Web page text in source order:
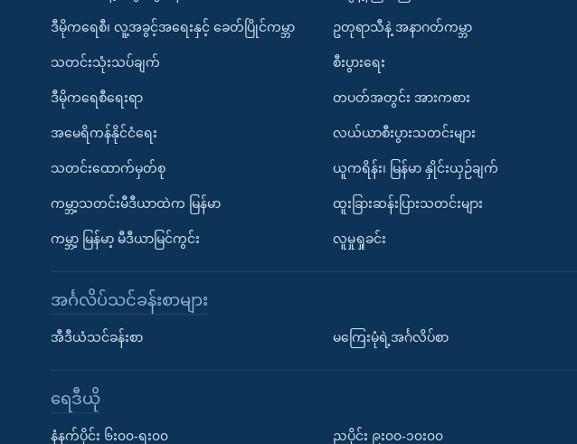
ဒီမိုကရေစီ၊ လူ့အခွင့်အရေးနှင့် ခေတ်ပြိုင်ကမ္ဘာ
သတင်းသုံးသပ်ချက်
ဒီမိုကရေစီရေးရာ
အမေရိကန်နိုင်ငံရေး
သတင်းထောက်မှတ်စု
ကမ္ဘာ့သတင်းမီဒီယာထဲက မြန်မာ
ကမ္ဘာ့ မြန်မာ့ မီဒီယာမြင်ကွင်း
ဥတုရာသီနဲ့ အနာဂတ်ကမ္ဘာ
စီးပွားရေး
တပတ်အတွင်း အားကစား
လယ်ယာစီးပွားသတင်းများ
ယူကရိန်း၊ မြန်မာ နှိုင်းယှဉ်ချက်
ထူးခြားဆန်းပြားသတင်းများ
လူမှုရှုခင်း
အင်္ဂလိပ်သင်ခန်းစာများ
အီဒီယံသင်ခန်းစာ မကြေးမုံရဲ့အင်္ဂလိပ်စာ
ရေဒီယို
နံနက်ပိုင်း ၆း၀၀-ရး၀၀ ညပိုင်း ၉း၀၀-၁၀း၀၀